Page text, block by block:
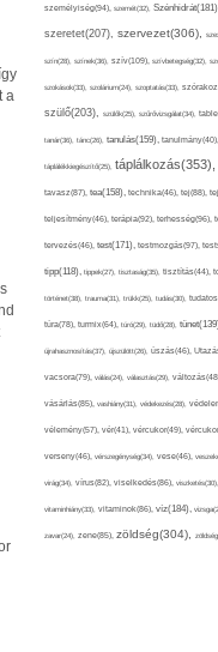
a
személyiség(94), szemét(32),
szeretet(207), szervezet(306),
szín(28), színek(36), szív(109), szívbetegség(32),
szokások(33), szolárium(24), szoptatás(33),
szülő(203), szülők(25), szűrővizsgálat(34),
tanár(36), tánc(26), tanulás(159), tanulmány(40),
táplálékkiegészítő(25), táplálkozás(353),
tavasz(87), tea(158), technika(46), tej(88),
teljesítmény(46), terápia(92), terhesség(96),
tervezés(46), test(171), testmozgás(97),
tipp(118), tippek(27), tisztaság(35), tisztítás(44),
történet(38), trauma(31), trükk(25), tudás(30),
túra(78), turmix(64), túró(29), tüdő(28),
újrahasznosítás(37), újszülött(26), úszás(46),
vacsora(79), válás(24), választás(29),
vásárlás(85), vashiány(31), védekezés(28),
vélemény(57), vér(41), vércukor(49),
verseny(46), vérszegénység(34), vese(46),
virág(34), vírus(82), viselkedés(86), viszketés(30),
vitaminhiány(33), vitaminok(86), víz(184),
zavar(24), zene(85), zöldség(304),